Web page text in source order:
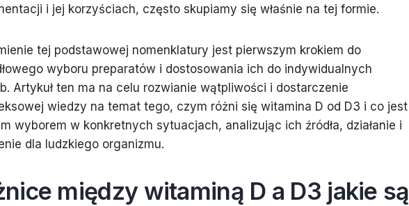
i jej korzyściach, często skupiamy się właśnie na tej formie.
tej podstawowej nomenklatury jest pierwszym krokiem do
wyboru preparatów i dostosowania ich do indywidualnych
Artykuł ten ma na celu rozwianie wątpliwości i dostarczenie
wiedzy na temat tego, czym różni się witamina D od D3 i co jest
wyborem w konkretnych sytuacjach, analizując ich źródła, działanie i
dla ludzkiego organizmu.
między witaminą D a D3 jakie są